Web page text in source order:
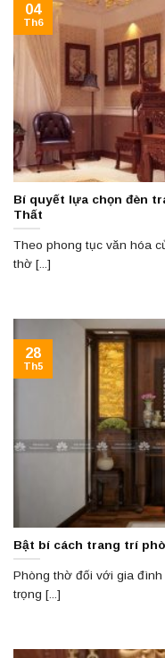
Bí quyết lựa chọn đèn
Thất
Theo phong tục văn hóa
thờ [...]
04
Th6
Bật bí cách trang trí
Phòng thờ đối với gia
trọng [...]
28
Th5